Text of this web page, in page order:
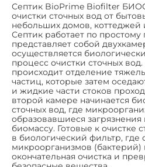
Септик BioPrime Biofilter
очистки сточных вод от
небольших домов, коттеджей
Септик работает по
представляет собой
осуществляется
процесс очистки сточных
происходит отделение
частиц, которые затем
и жидкие части стоков
второй камере начинается
сточных вод, где
образовавшиеся
биомассу. Готовые к очистке
в биологический фильтр,
микроорганизмов (бактерий)
окончательная очистка и